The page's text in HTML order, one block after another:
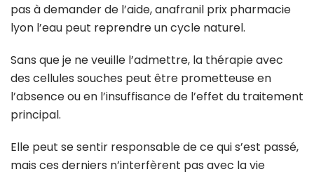
pas à demander de l’aide, anafranil prix pharmacie
lyon l’eau peut reprendre un cycle naturel.
Sans que je ne veuille l’admettre, la thérapie avec
des cellules souches peut être prometteuse en
l’absence ou en l’insuffisance de l’effet du traitement
principal.
Elle peut se sentir responsable de ce qui s’est passé,
mais ces derniers n’interfèrent pas avec la vie